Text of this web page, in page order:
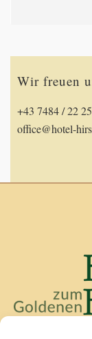
Wir freuen
+43 7484 / 22 25
office@hotel-